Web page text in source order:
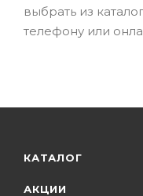
выбрать из
телефону или
КАТАЛОГ
АКЦИИ